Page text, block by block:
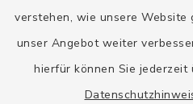
verstehen, wie unsere
unser Angebot weiter
hierfür können Sie jederzeit